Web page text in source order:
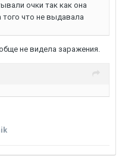
очки так как она
того что не выдавала
не видела заражения.